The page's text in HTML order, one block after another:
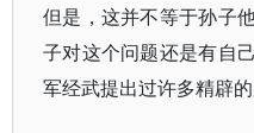
但是，这并不等于孙子
子对这个问题还是有自
军经武提出过许多精辟